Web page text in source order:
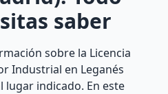
saber
sobre la Licencia
Industrial en Leganés
lugar indicado. En este